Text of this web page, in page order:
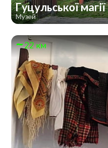
Гуцульської магії
Музей
22 км